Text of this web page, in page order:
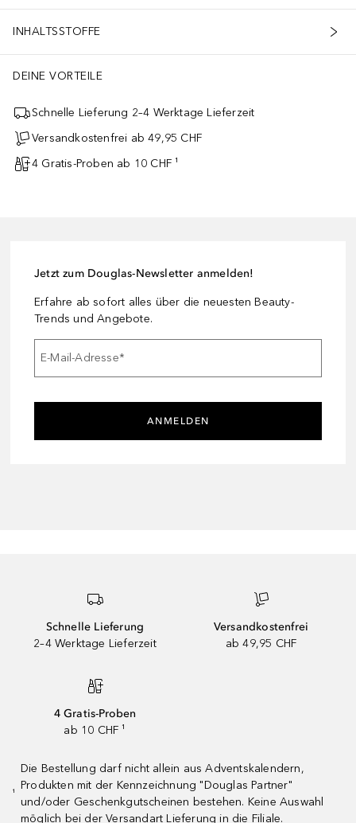
INHALTSSTOFFE
DEINE VORTEILE
Schnelle Lieferung 2–4 Werktage Lieferzeit
Versandkostenfrei ab 49,95 CHF
4 Gratis-Proben ab 10 CHF ¹
Jetzt zum Douglas-Newsletter anmelden!
Erfahre ab sofort alles über die neuesten Beauty-
Trends und Angebote.
E-Mail-Adresse*
ANMELDEN
Schnelle Lieferung
2–4 Werktage Lieferzeit
Versandkostenfrei
ab 49,95 CHF
4 Gratis-Proben
ab 10 CHF ¹
¹
Die Bestellung darf nicht allein aus Adventskalendern,
Produkten mit der Kennzeichnung "Douglas Partner"
und/oder Geschenkgutscheinen bestehen. Keine Auswahl
möglich bei der Versandart Lieferung in die Filiale.